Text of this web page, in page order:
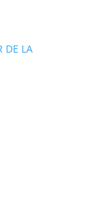
DE LA